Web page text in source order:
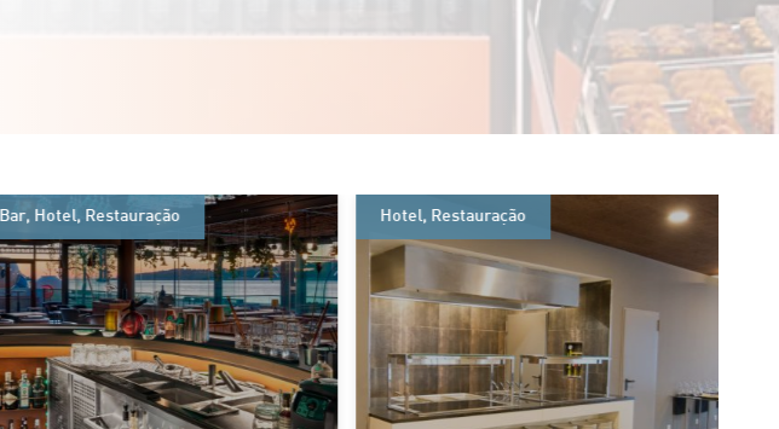
Bar, Hotel, Restauração Hotel, Restauração